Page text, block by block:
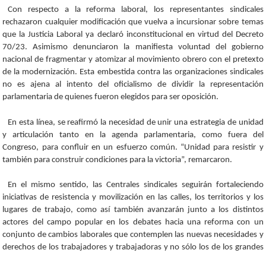
Con respecto a la reforma laboral, los representantes sindicales
rechazaron cualquier modificación que vuelva a incursionar sobre temas
que la Justicia Laboral ya declaró inconstitucional en virtud del Decreto
70/23. Asimismo denunciaron la manifiesta voluntad del gobierno
nacional de fragmentar y atomizar al movimiento obrero con el pretexto
de la modernización. Esta embestida contra las organizaciones sindicales
no es ajena al intento del oficialismo de dividir la representación
parlamentaria de quienes fueron elegidos para ser oposición.
En esta línea, se reafirmó la necesidad de unir una estrategia de unidad
y articulación tanto en la agenda parlamentaria, como fuera del
Congreso, para confluir en un esfuerzo común. “Unidad para resistir y
también para construir condiciones para la victoria”, remarcaron.
En el mismo sentido, las Centrales sindicales seguirán fortaleciendo
iniciativas de resistencia y movilización en las calles, los territorios y los
lugares de trabajo, como así también avanzarán junto a los distintos
actores del campo popular en los debates hacia una reforma con un
conjunto de cambios laborales que contemplen las nuevas necesidades y
derechos de los trabajadores y trabajadoras y no sólo los de los grandes